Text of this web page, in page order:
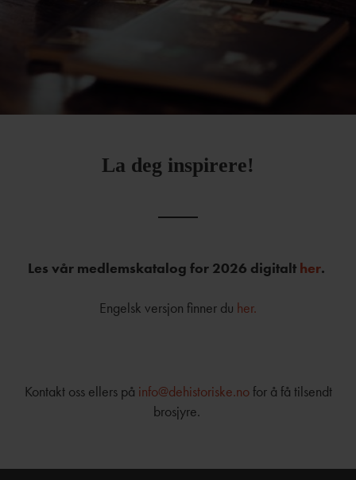
La deg inspirere!
Les vår medlemskatalog for 2026 digitalt her.
Engelsk versjon finner du her.
Kontakt oss ellers på info@dehistoriske.nofor å få tilsendt
brosjyre.